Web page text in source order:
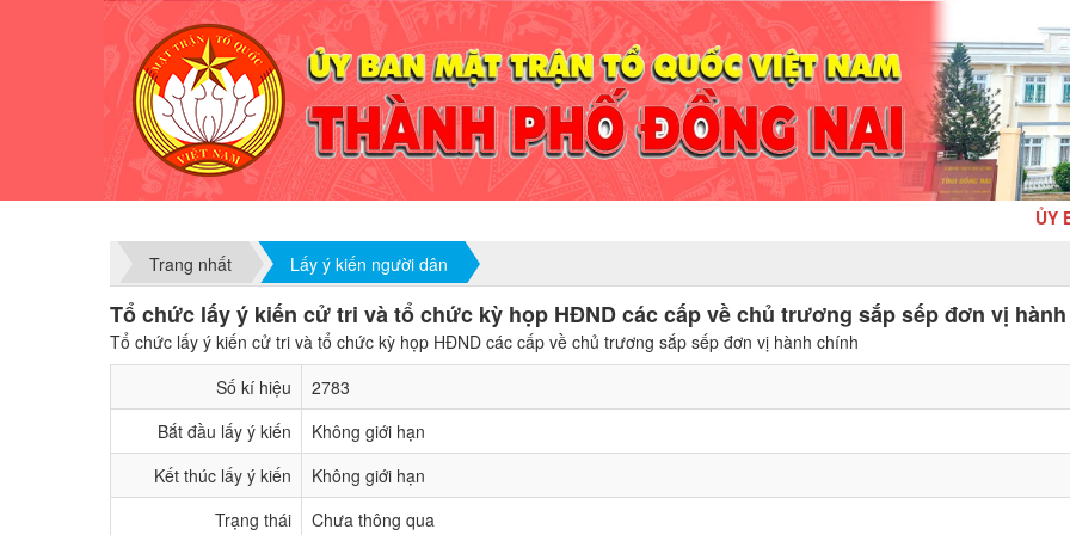
ỦY
Trang nhất
Lấy ý kiến người dân
Tổ chức lấy ý kiến cử tri và tổ chức kỳ họp HĐND các cấp về chủ trương sắp sếp đơn vị
Tổ chức lấy ý kiến cử tri và tổ chức kỳ họp HĐND các cấp về chủ trương sắp sếp đơn vị hành chính
Số kí hiệu
2783
Bắt đầu lấy ý kiến
Không giới hạn
Kết thúc lấy ý kiến
Không giới hạn
Trạng thái
Chưa thông qua